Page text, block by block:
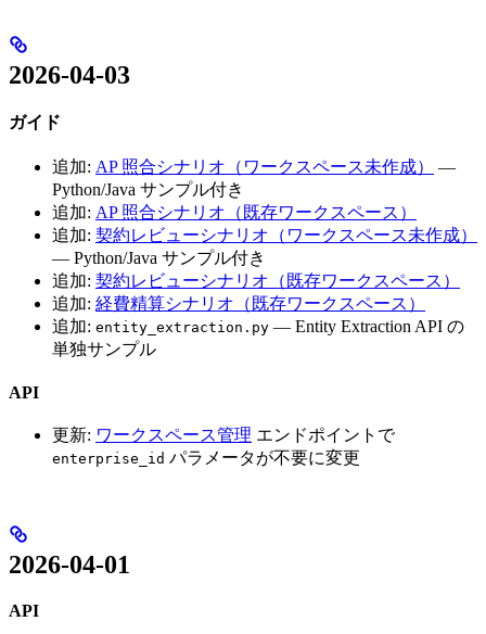
2026-04-03
ガイド
追加: AP 照合シナリオ（ワークスペース未作成）
—
Python/Java サンプル付き
追加: AP 照合シナリオ（既存ワークスペース）
追加: 契約レビューシナリオ（ワークスペース未作成）
— Python/Java サンプル付き
追加: 契約レビューシナリオ（既存ワークスペース）
追加: 経費精算シナリオ（既存ワークスペース）
追加: entity_extraction.py — Entity Extraction API の
単独サンプル
API
更新: ワークスペース管理 エンドポイントで
enterprise_id パラメータが不要に変更
2026-04-01
API